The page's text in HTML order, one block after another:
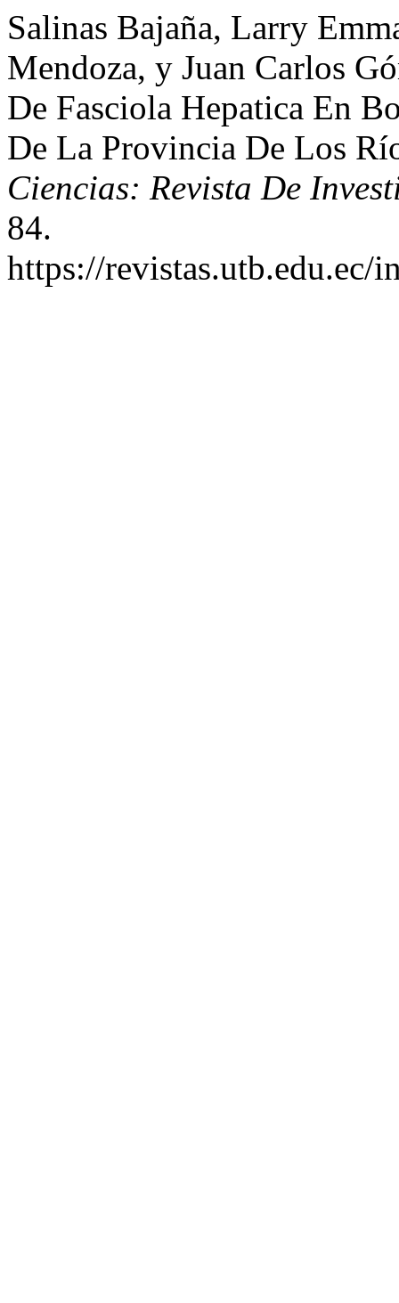
Salinas Bajaña, Larry
Mendoza, y Juan Carlos
De Fasciola Hepatica En
De La Provincia De Los
Ciencias: Revista De
84.
https://revistas.utb.edu.ec/